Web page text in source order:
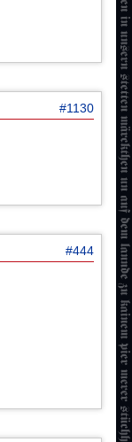
#1130
#444